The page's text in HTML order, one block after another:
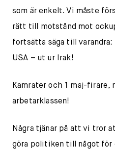
som är enkelt. Vi måste
rätt till motstånd mot
fortsätta säga till varandra:
USA – ut ur Irak!
Kamrater och 1 maj-firare,
arbetarklassen!
Några tjänar på att vi tror
göra politiken till något för